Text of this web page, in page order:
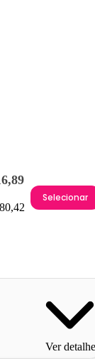
Selecionar
Ver